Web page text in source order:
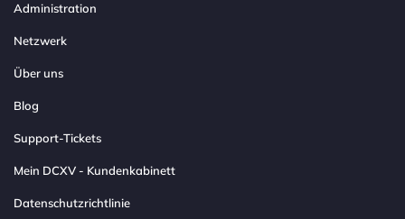
Administration
Netzwerk
Über uns
Blog
Support-Tickets
Mein DCXV - Kundenkabinett
Datenschutzrichtlinie